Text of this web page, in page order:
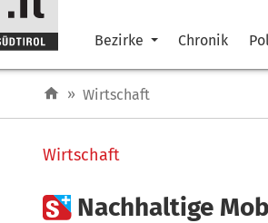
Bezirke Chronik
» Wirtschaft
Wirtschaft
 Nachhaltige